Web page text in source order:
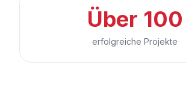
Über 100
erfolgreiche Projekte